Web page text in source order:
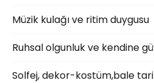
Müzik kulağı ve ritim duygusu
Ruhsal olgunluk ve kendine
Solfej, dekor-kostüm,bale